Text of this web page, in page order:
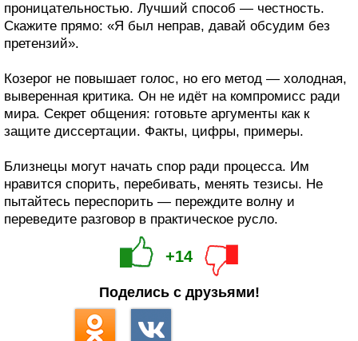
проницательностью. Лучший способ — честность.
Скажите прямо: «Я был неправ, давай обсудим без
претензий».
Козерог не повышает голос, но его метод — холодная,
выверенная критика. Он не идёт на компромисс ради
мира. Секрет общения: готовьте аргументы как к
защите диссертации. Факты, цифры, примеры.
Близнецы могут начать спор ради процесса. Им
нравится спорить, перебивать, менять тезисы. Не
пытайтесь переспорить — переждите волну и
переведите разговор в практическое русло.
+14
Поделись с друзьями!